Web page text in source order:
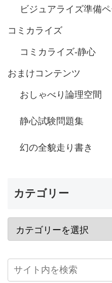
ビジュアライズ準備
コミカライズ
コミカライズ-静心
おまけコンテンツ
おしゃべり論理空間
静心試験問題集
幻の全貌走り書き
カテゴリー